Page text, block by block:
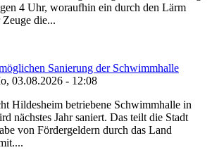
4 Uhr, woraufhin ein durch den Lärm
die...
Sanierung der Schwimmhalle
03.08.2026 - 12:08
Hildesheim betriebene Schwimmhalle in
nächstes Jahr saniert. Das teilt die Stadt
von Fördergeldern durch das Land